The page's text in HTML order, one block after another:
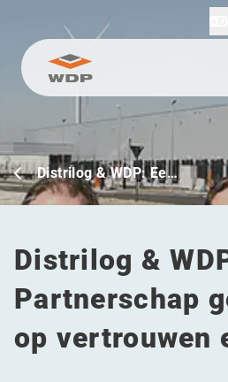
Ga naar inhoud
Distrilog & WDP: Ee…
Distrilog &
Partnerschap
op vertrouwen